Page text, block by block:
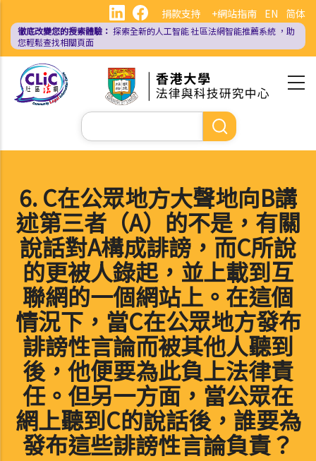
內
EN 简体
捐款支持 +網站指南
徹底改變您的搜索體驗： 探索全新的人工智能社區法網智能推薦系統 ，助
您輕鬆查找相關頁面
Search
6. C在公眾地方大聲地向B講
述第三者（A）的不是，有關
說話對A構成誹謗，而C所說
的更被人錄起，並上載到互
聯網的一個網站上。在這個
情況下，當C在公眾地方發布
誹謗性言論而被其他人聽到
後，他便要為此負上法律責
任。但另一方面，當公眾在
網上聽到C的說話後，誰要為
發布這些誹謗性言論負責？